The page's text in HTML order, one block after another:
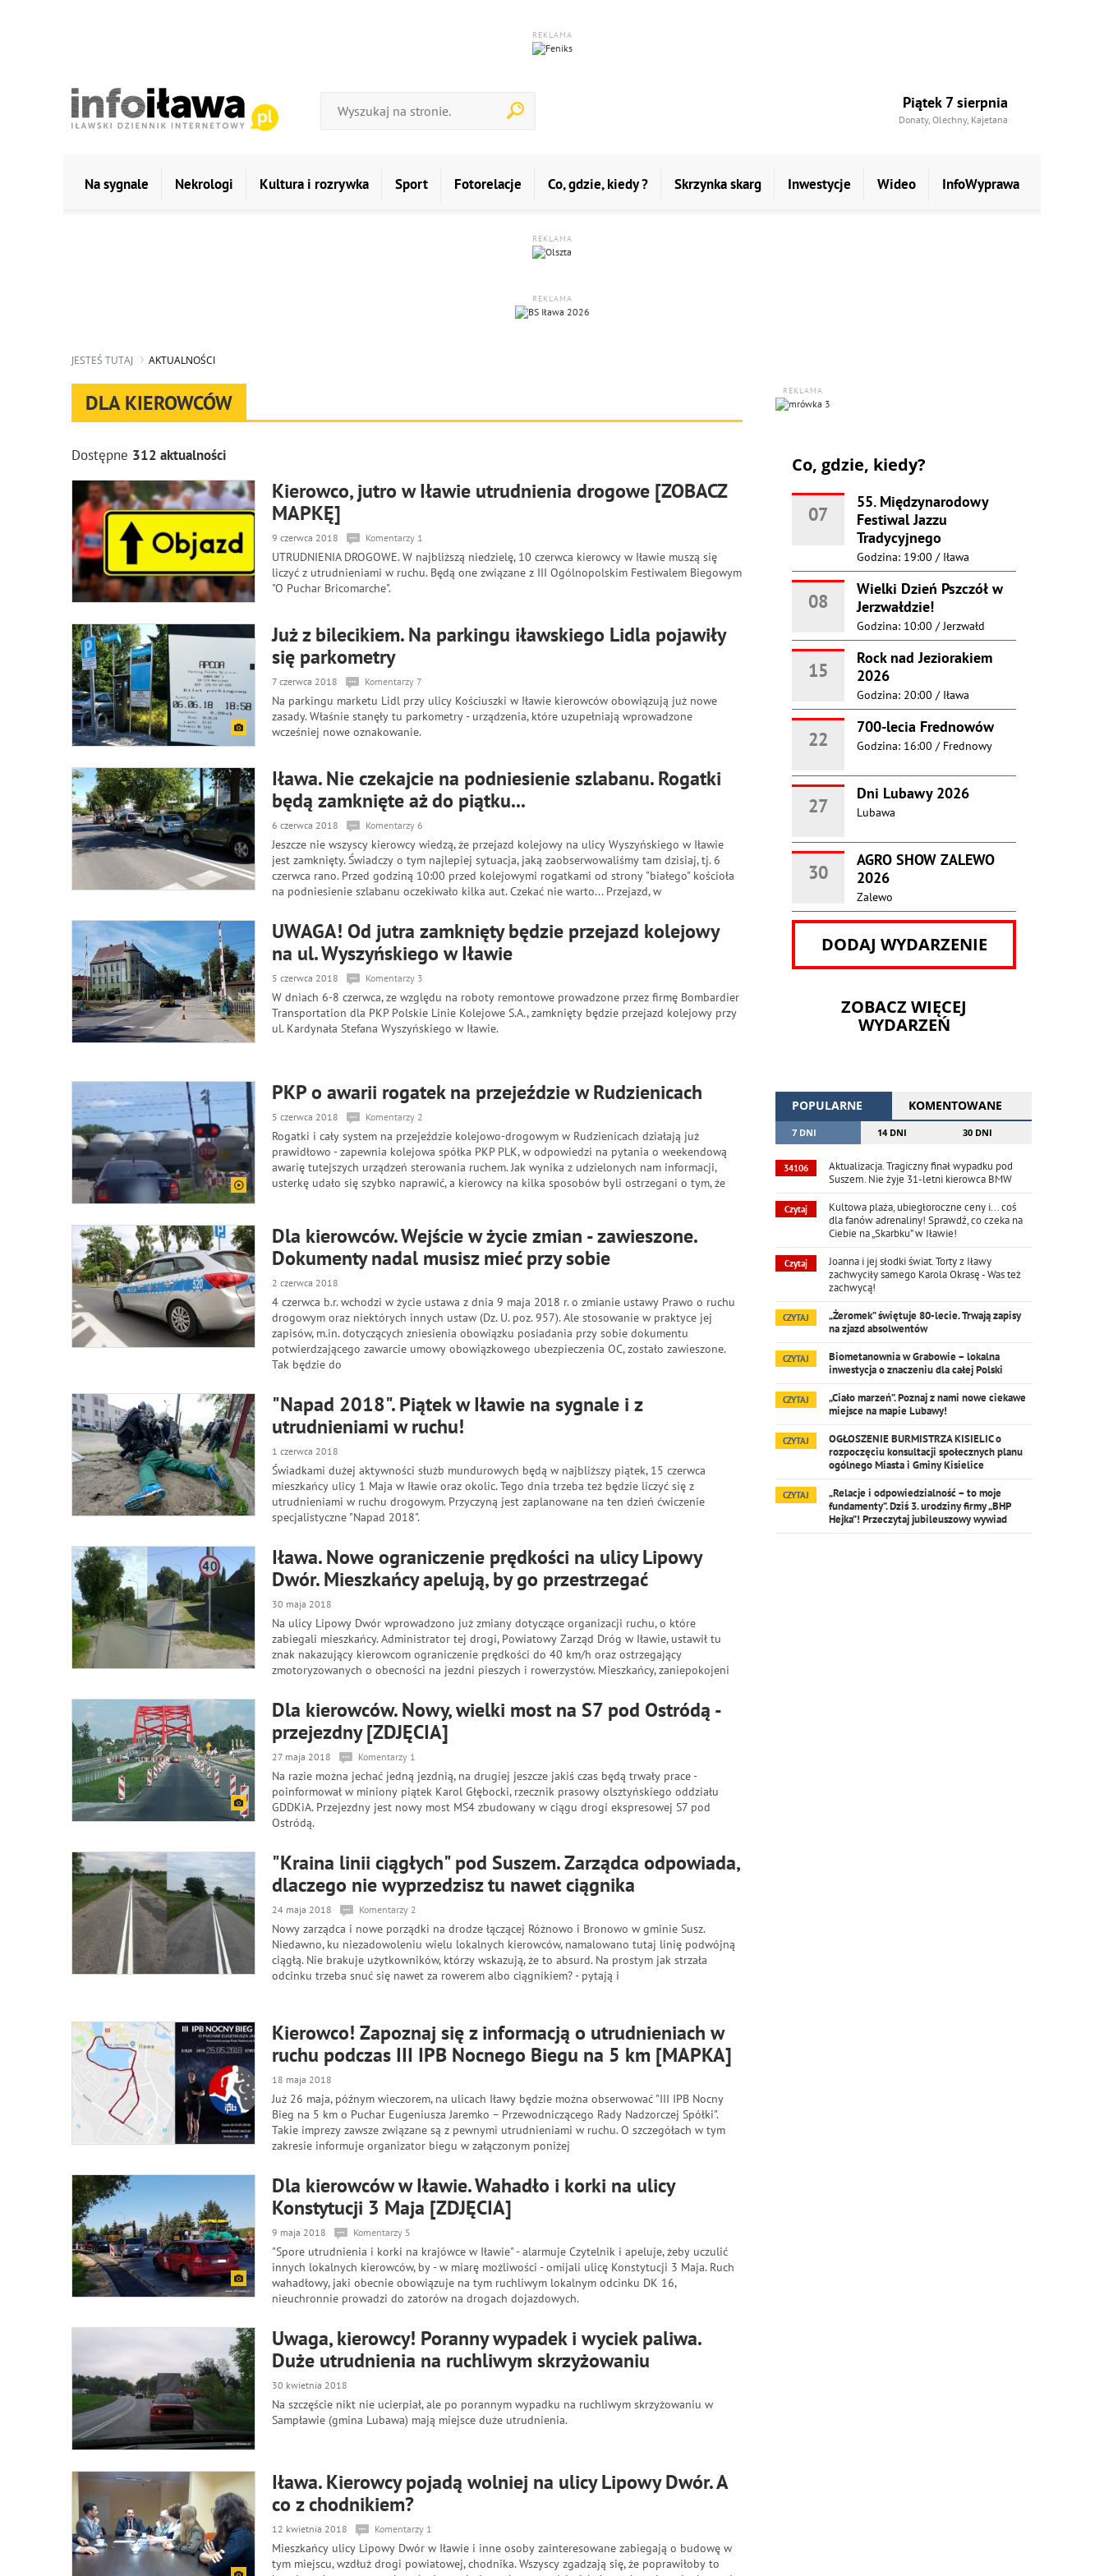
REKLAMA
Piątek 7 sierpnia
Donaty, Olechny, Kajetana
Na sygnale Nekrologi Kultura i rozrywka Sport Fotorelacje Co, gdzie, kiedy ? Skrzynka skarg Inwestycje Wideo InfoWyprawa
REKLAMA
REKLAMA
JESTEŚ TUTAJ AKTUALNOŚCI
DLA KIEROWCÓW
Dostępne 312 aktualności
Kierowco, jutro w Iławie utrudnienia drogowe [ZOBACZ
MAPKĘ]
9 czerwca 2018 Komentarzy 1
UTRUDNIENIA DROGOWE. W najbliższą niedzielę, 10 czerwca kierowcy w Iławie muszą się
liczyć z utrudnieniami w ruchu. Będą one związane z III Ogólnopolskim Festiwalem Biegowym
"O Puchar Bricomarche".
Już z bilecikiem. Na parkingu iławskiego Lidla pojawiły
się parkometry
7 czerwca 2018 Komentarzy 7
Na parkingu marketu Lidl przy ulicy Kościuszki w Iławie kierowców obowiązują już nowe
zasady. Właśnie stanęły tu parkometry - urządzenia, które uzupełniają wprowadzone
wcześniej nowe oznakowanie.
Iława. Nie czekajcie na podniesienie szlabanu. Rogatki
będą zamknięte aż do piątku...
6 czerwca 2018 Komentarzy 6
Jeszcze nie wszyscy kierowcy wiedzą, że przejazd kolejowy na ulicy Wyszyńskiego w Iławie
jest zamknięty. Świadczy o tym najlepiej sytuacja, jaką zaobserwowaliśmy tam dzisiaj, tj. 6
czerwca rano. Przed godziną 10:00 przed kolejowymi rogatkami od strony "białego" kościoła
na podniesienie szlabanu oczekiwało kilka aut. Czekać nie warto... Przejazd, w
UWAGA! Od jutra zamknięty będzie przejazd kolejowy
na ul. Wyszyńskiego w Iławie
5 czerwca 2018 Komentarzy 3
W dniach 6-8 czerwca, ze względu na roboty remontowe prowadzone przez firmę Bombardier
Transportation dla PKP Polskie Linie Kolejowe S.A., zamknięty będzie przejazd kolejowy przy
ul. Kardynała Stefana Wyszyńskiego w Iławie.
PKP o awarii rogatek na przejeździe w Rudzienicach
5 czerwca 2018 Komentarzy 2
Rogatki i cały system na przejeździe kolejowo-drogowym w Rudzienicach działają już
prawidłowo - zapewnia kolejowa spółka PKP PLK, w odpowiedzi na pytania o weekendową
awarię tutejszych urządzeń sterowania ruchem. Jak wynika z udzielonych nam informacji,
usterkę udało się szybko naprawić, a kierowcy na kilka sposobów byli ostrzegani o tym, że
Dla kierowców. Wejście w życie zmian - zawieszone.
Dokumenty nadal musisz mieć przy sobie
2 czerwca 2018
4 czerwca b.r. wchodzi w życie ustawa z dnia 9 maja 2018 r. o zmianie ustawy Prawo o ruchu
drogowym oraz niektórych innych ustaw (Dz. U. poz. 957). Ale stosowanie w praktyce jej
zapisów, m.in. dotyczących zniesienia obowiązku posiadania przy sobie dokumentu
potwierdzającego zawarcie umowy obowiązkowego ubezpieczenia OC, zostało zawieszone.
Tak będzie do
"Napad 2018". Piątek w Iławie na sygnale i z
utrudnieniami w ruchu!
1 czerwca 2018
Świadkami dużej aktywności służb mundurowych będą w najbliższy piątek, 15 czerwca
mieszkańcy ulicy 1 Maja w Iławie oraz okolic. Tego dnia trzeba też będzie liczyć się z
utrudnieniami w ruchu drogowym. Przyczyną jest zaplanowane na ten dzień ćwiczenie
specjalistyczne "Napad 2018".
Iława. Nowe ograniczenie prędkości na ulicy Lipowy
Dwór. Mieszkańcy apelują, by go przestrzegać
30 maja 2018
Na ulicy Lipowy Dwór wprowadzono już zmiany dotyczące organizacji ruchu, o które
zabiegali mieszkańcy. Administrator tej drogi, Powiatowy Zarząd Dróg w Iławie, ustawił tu
znak nakazujący kierowcom ograniczenie prędkości do 40 km/h oraz ostrzegający
zmotoryzowanych o obecności na jezdni pieszych i rowerzystów. Mieszkańcy, zaniepokojeni
Dla kierowców. Nowy, wielki most na S7 pod Ostródą -
przejezdny [ZDJĘCIA]
27 maja 2018 Komentarzy 1
Na razie można jechać jedną jezdnią, na drugiej jeszcze jakiś czas będą trwały prace -
poinformował w miniony piątek Karol Głębocki, rzecznik prasowy olsztyńskiego oddziału
GDDKiA. Przejezdny jest nowy most MS4 zbudowany w ciągu drogi ekspresowej S7 pod
Ostródą.
"Kraina linii ciągłych" pod Suszem. Zarządca odpowiada,
dlaczego nie wyprzedzisz tu nawet ciągnika
24 maja 2018 Komentarzy 2
Nowy zarządca i nowe porządki na drodze łączącej Różnowo i Bronowo w gminie Susz.
Niedawno, ku niezadowoleniu wielu lokalnych kierowców, namalowano tutaj linię podwójną
ciągłą. Nie brakuje użytkowników, którzy wskazują, że to absurd. Na prostym jak strzała
odcinku trzeba snuć się nawet za rowerem albo ciągnikiem? - pytają i
Kierowco! Zapoznaj się z informacją o utrudnieniach w
ruchu podczas III IPB Nocnego Biegu na 5 km [MAPKA]
18 maja 2018
Już 26 maja, późnym wieczorem, na ulicach Iławy będzie można obserwować "III IPB Nocny
Bieg na 5 km o Puchar Eugeniusza Jaremko – Przewodniczącego Rady Nadzorczej Spółki".
Takie imprezy zawsze związane są z pewnymi utrudnieniami w ruchu. O szczegółach w tym
zakresie informuje organizator biegu w załączonym poniżej
Dla kierowców w Iławie. Wahadło i korki na ulicy
Konstytucji 3 Maja [ZDJĘCIA]
9 maja 2018 Komentarzy 5
"Spore utrudnienia i korki na krajówce w Iławie" - alarmuje Czytelnik i apeluje, żeby uczulić
innych lokalnych kierowców, by - w miarę możliwości - omijali ulicę Konstytucji 3 Maja. Ruch
wahadłowy, jaki obecnie obowiązuje na tym ruchliwym lokalnym odcinku DK 16,
nieuchronnie prowadzi do zatorów na drogach dojazdowych.
Uwaga, kierowcy! Poranny wypadek i wyciek paliwa.
Duże utrudnienia na ruchliwym skrzyżowaniu
30 kwietnia 2018
Na szczęście nikt nie ucierpiał, ale po porannym wypadku na ruchliwym skrzyżowaniu w
Sampławie (gmina Lubawa) mają miejsce duże utrudnienia.
Iława. Kierowcy pojadą wolniej na ulicy Lipowy Dwór. A
co z chodnikiem?
12 kwietnia 2018 Komentarzy 1
Mieszkańcy ulicy Lipowy Dwór w Iławie i inne osoby zainteresowane zabiegają o budowę w
tym miejscu, wzdłuż drogi powiatowej, chodnika. Wszyscy zgadzają się, że poprawiłoby to
REKLAMA
Co, gdzie, kiedy?
07
55. Międzynarodowy
Festiwal Jazzu
Tradycyjnego
Godzina: 19:00 / Iława
08
Wielki Dzień Pszczół w
Jerzwałdzie!
Godzina: 10:00 /Jerzwałd
15
Rock nad Jeziorakiem
2026
Godzina: 20:00 / Iława
22
700-lecia Frednowów
Godzina: 16:00 / Frednowy
27
Dni Lubawy 2026
Lubawa
30
AGRO SHOW ZALEWO
2026
Zalewo
DODAJ WYDARZENIE
ZOBACZ WIĘCEJ
WYDARZEŃ
POPULARNE KOMENTOWANE
7 DNI 14 DNI 30 DNI
34106
Aktualizacja. Tragiczny finał wypadku pod
Suszem. Nie żyje 31-letni kierowca BMW
Czytaj
Kultowa plaża, ubiegłoroczne ceny i... coś
dla fanów adrenaliny! Sprawdź, co czeka na
Ciebie na „Skarbku” w Iławie!
Czytaj
Joanna i jej słodki świat. Torty z Iławy
zachwyciły samego Karola Okrasę - Was też
zachwycą!
CZYTAJ
„Żeromek” świętuje 80-lecie. Trwają zapisy
na zjazd absolwentów
CZYTAJ
Biometanownia w Grabowie – lokalna
inwestycja o znaczeniu dla całej Polski
CZYTAJ
„Ciało marzeń”. Poznaj z nami nowe ciekawe
miejsce na mapie Lubawy!
CZYTAJ
OGŁOSZENIE BURMISTRZA KISIELIC o
rozpoczęciu konsultacji społecznych planu
ogólnego Miasta i Gminy Kisielice
CZYTAJ
„Relacje i odpowiedzialność – to moje
fundamenty”. Dziś 3. urodziny firmy „BHP
Hejka”! Przeczytaj jubileuszowy wywiad